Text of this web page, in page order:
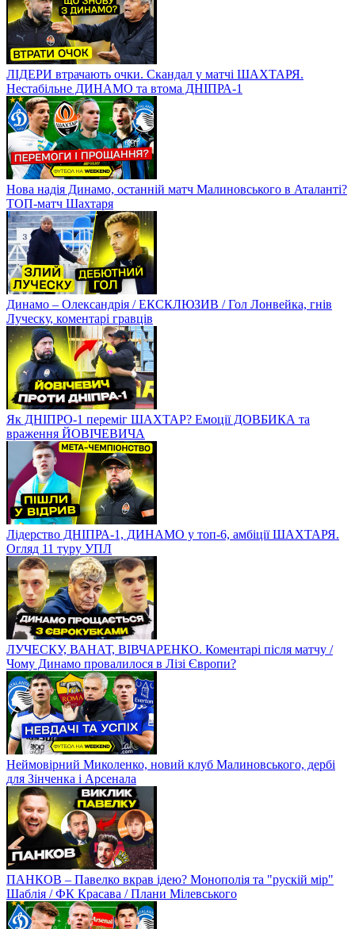
ЛІДЕРИ втрачають очки. Скандал у матчі ШАХТАРЯ.
Нестабільне ДИНАМО та втома ДНІПРА-1
Нова надія Динамо, останній матч Малиновського в Аталанті?
ТОП-матч Шахтаря
Динамо – Олександрія / ЕКСКЛЮЗИВ / Гол Лонвейка, гнів
Луческу, коментарі гравців
Як ДНІПРО-1 переміг ШАХТАР? Емоції ДОВБИКА та
враження ЙОВІЧЕВИЧА
Лідерство ДНІПРА-1, ДИНАМО у топ-6, амбіції ШАХТАРЯ.
Огляд 11 туру УПЛ
ЛУЧЕСКУ, ВАНАТ, ВІВЧАРЕНКО. Коментарі після матчу /
Чому Динамо провалилося в Лізі Європи?
Неймовірний Миколенко, новий клуб Малиновського, дербі
для Зінченка і Арсенала
ПАНКОВ – Павелко вкрав ідею? Монополія та "рускій мір"
Шаблія / ФК Красава / Плани Мілевського